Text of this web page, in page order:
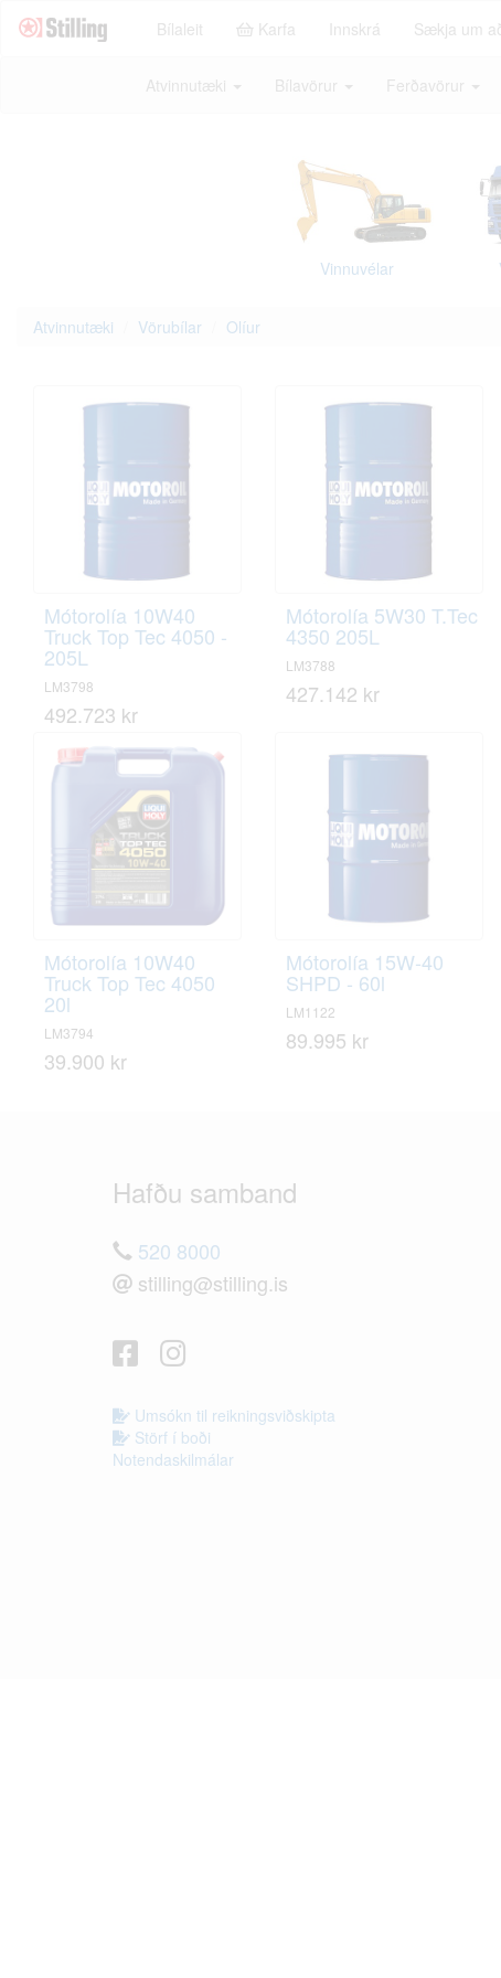
Bílaleit Karfa Innskrá Sækja um
Atvinnutæki Bílavörur Ferðavörur
Vinnuvélar
Atvinnutæki Vörubílar Olíur
Mótorolía 10W40
Truck Top Tec 4050 -
205L
LM3798
492.723 kr
Mótorolía 5W30 T.Tec
4350 205L
LM3788
427.142 kr
Mótorolía 10W40
Truck Top Tec 4050
20l
LM3794
39.900 kr
Mótorolía 15W-40
SHPD - 60l
LM1122
89.995 kr
Hafðu samband
520 8000
stilling@stilling.is
Umsókn til reikningsviðskipta
Störf í boði
Notendaskilmálar